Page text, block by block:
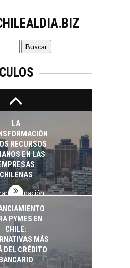
ante
DE RIESGO
EN CHILE:
STARTUPS Y
NEGOCIOS
de riesgo en
startups…
LA
RECURSOS
EN LAS
CHILENAS
humanos en
empresas…
PYMES EN
CHILE:
MÁS
DEL CRÉDITO